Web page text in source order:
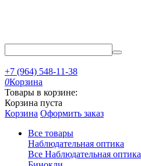
+7 (964) 548-11-38
0Корзина
Товары в корзине:
Корзина пуста
Корзина Оформить заказ
Все товары
Наблюдательная оптика
Все Наблюдательная оптика